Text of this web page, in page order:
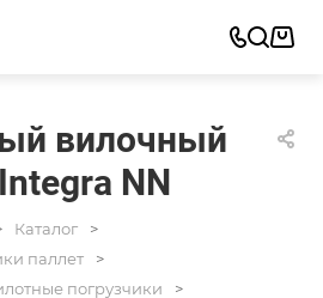
вилочный
NN
Каталог
паллет
погрузчики